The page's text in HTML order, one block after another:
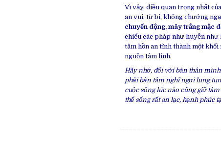
Vì vậy, điều quan trọng nhất
an vui, từ bi, không chướng
chuyển động, mây trắng mặc
chiếu các pháp như huyễn
tâm hồn an tĩnh thành một
nguồn tâm linh.
Hãy nhớ, đối với bản thân
phải bận tâm nghĩ ngợi lung
cuộc sống lúc nào cũng giữ
thể sống rất an lạc, hạnh phúc